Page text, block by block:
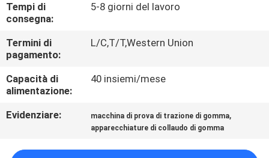
CONTATTICI
NOTIZIE
RICHIEDA
UNA
Tempi di
consegna:
5-8 giorni del lavoro
Termini di
pagamento:
L/C,T/T,Western Union
Capacità di
alimentazione:
40 insiemi/mese
Evidenziare: macchina di prova di trazione di gomma,
apparecchiature di collaudo di gomma